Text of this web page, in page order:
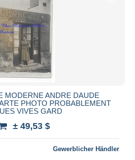
MODERNE ANDRE DAUDE
PHOTO PROBABLEMENT
VIVES GARD
± 49,53 $
Gewerblicher Händler